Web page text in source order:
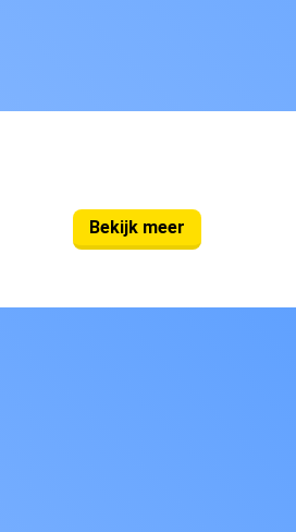
Bekijk meer